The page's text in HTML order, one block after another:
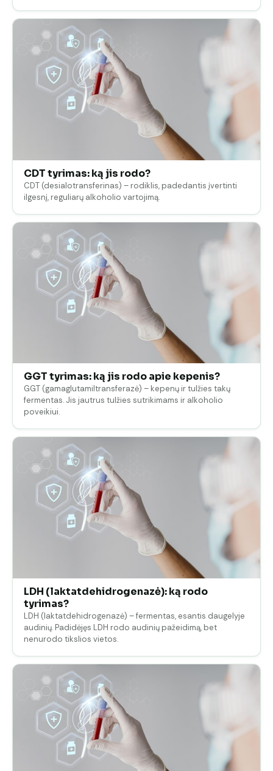
CDT tyrimas: ką jis rodo?
CDT (desialotransferinas) – rodiklis, padedantis įvertinti
ilgesnį, reguliarų alkoholio vartojimą.
GGT tyrimas: ką jis rodo apie kepenis?
GGT (gamaglutamiltransferazė) – kepenų ir tulžies takų
fermentas. Jis jautrus tulžies sutrikimams ir alkoholio
poveikiui.
LDH (laktatdehidrogenazė): ką rodo
tyrimas?
LDH (laktatdehidrogenazė) – fermentas, esantis daugelyje
audinių. Padidėjęs LDH rodo audinių pažeidimą, bet
nenurodo tikslios vietos.